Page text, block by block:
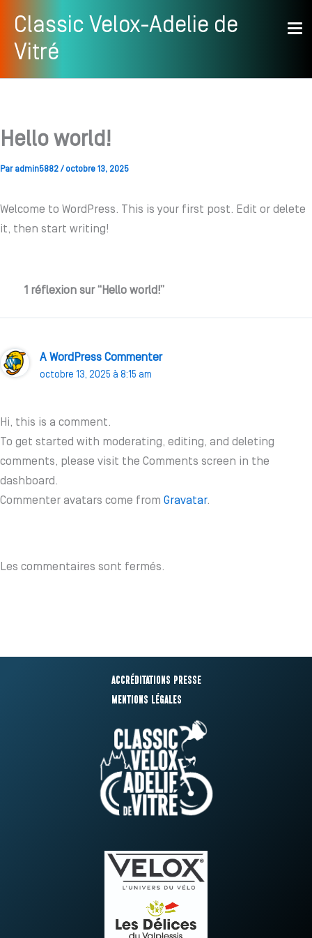
contenu
Classic Velox-Adelie de
Vitré
Hello world!
Par admin5882 / octobre 13, 2025
Welcome to WordPress. This is your first post. Edit or delete
it, then start writing!
1 réflexion sur “Hello world!”
A WordPress Commenter
octobre 13, 2025 à 8:15 am
Hi, this is a comment.
To get started with moderating, editing, and deleting
comments, please visit the Comments screen in the
dashboard.
Commenter avatars come from Gravatar.
Les commentaires sont fermés.
Accréditations presse
Mentions légales